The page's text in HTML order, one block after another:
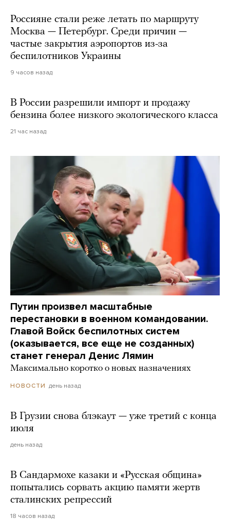
Россияне стали реже летать по маршруту
Москва — Петербург. Среди причин —
частые закрытия аэропортов из-за
беспилотников Украины
9 часов назад
В России разрешили импорт и продажу
бензина более низкого экологического класса
21 час назад
Путин произвел масштабные
перестановки в военном командовании.
Главой Войск беспилотных систем
(оказывается, все еще не созданных)
станет генерал Денис Лямин
Максимально коротко о новых назначениях
НОВОСТИ день назад
В Грузии снова блэкаут — уже третий с конца
июля
день назад
В Сандармохе казаки и «Русская община»
попытались сорвать акцию памяти жертв
сталинских репрессий
18 часов назад